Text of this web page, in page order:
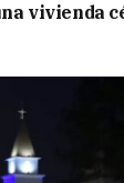
vivienda